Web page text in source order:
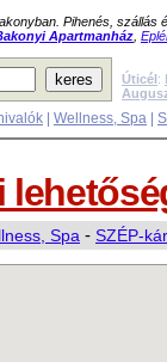
Pihenés, szállás
Apartmanház
Úticél:
Wellness, Spa
Spa - SZÉP-